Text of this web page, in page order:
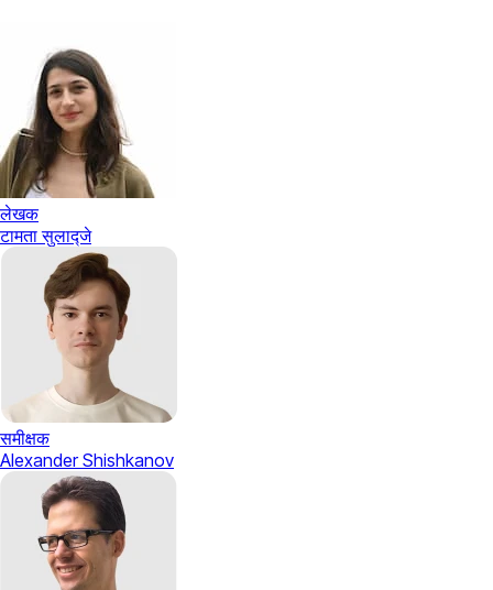
लेखक
टामता सुलाद्जे
समीक्षक
Alexander Shishkanov